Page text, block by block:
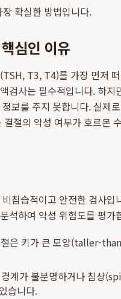
확실한 방법입니다.
심인 이유
T3, T4)를 가장 먼저
검사는 필수적입니다. 하지
보를 주지 못합니다. 실제
절의 악성 여부가 호르몬
침습적이고 안전한 검사입
석하여 악성 위험도를 평가
절은 키가 큰 모양(taller-
계가 불분명하거나 침상
습니다.